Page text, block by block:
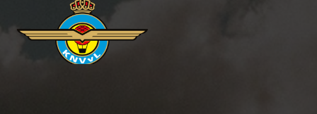
PH-8MF Acecore ZOE
Systemen & Diensten
Vluchtuitvoering